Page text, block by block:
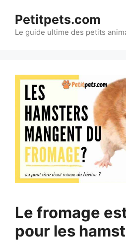
contenu
Petitpets.com
Le guide ultime des petits
Le fromage
pour les